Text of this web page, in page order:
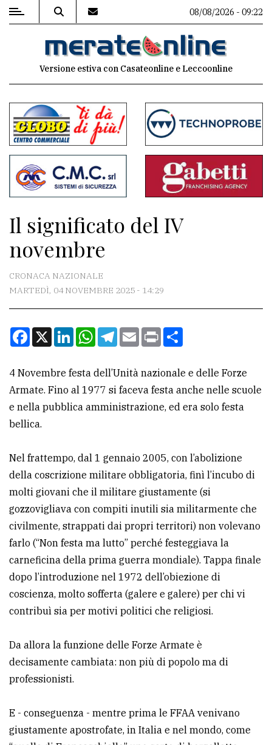
MENU
commenti
Contenuti
del
sito
Associazioni
Meteo
La
redazione
Scrivici
Per
la
tua
CERCA
Cerca
per
comune
Ricerca
avanzata
TESTATE
PRIVACY
08/08/2026 - 09:22
Versione estiva con Casateonline e Leccoonline
Il significato del IV
novembre
CRONACA NAZIONALE
MARTEDÌ, 04 NOVEMBRE 2025 - 14:29
Facebook
X LinkedInWhatsApp
Telegram
EmailPrint
4 Novembre festa dell’Unità nazionale e delle Forze
Armate. Fino al 1977 si faceva festa anche nelle scuole
e nella pubblica amministrazione, ed era solo festa
bellica.
Nel frattempo, dal 1 gennaio 2005, con l’abolizione
della coscrizione militare obbligatoria, finì l’incubo di
molti giovani che il militare giustamente (si
gozzovigliava con compiti inutili sia militarmente che
civilmente, strappati dai propri territori) non volevano
farlo (“Non festa ma lutto” perché festeggiava la
carneficina della prima guerra mondiale). Tappa finale
dopo l’introduzione nel 1972 dell’obiezione di
coscienza, molto sofferta (galere e galere) per chi vi
contribuì sia per motivi politici che religiosi.
Da allora la funzione delle Forze Armate è
decisamente cambiata: non più di popolo ma di
professionisti.
E - conseguenza - mentre prima le FFAA venivano
giustamente apostrofate, in Italia e nel mondo, come